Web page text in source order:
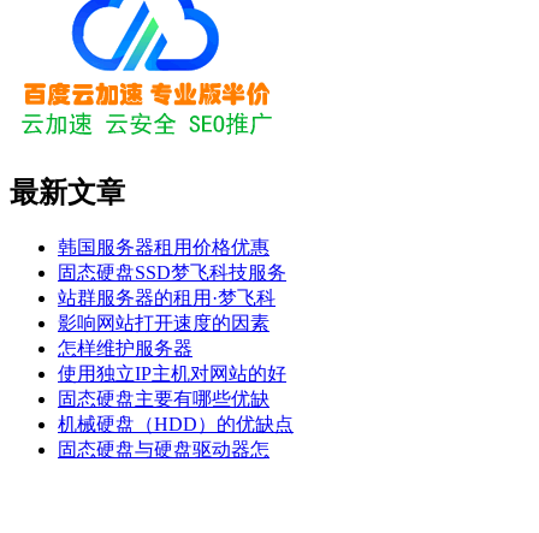
最新文章
韩国服务器租用价格优惠
固态硬盘SSD梦飞科技服务
站群服务器的租用·梦飞科
影响网站打开速度的因素
怎样维护服务器
使用独立IP主机对网站的好
固态硬盘主要有哪些优缺
机械硬盘（HDD）的优缺点
固态硬盘与硬盘驱动器怎